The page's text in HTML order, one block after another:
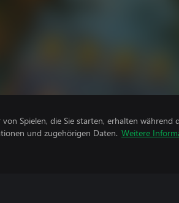
von Spielen, die Sie starten, erhalten während
und zugehörigen Daten. Weitere